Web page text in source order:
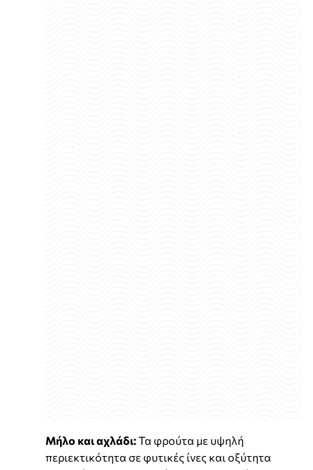
Μήλο και αχλάδι:Τα φρούτα με υψηλή
περιεκτικότητα σε φυτικές ίνες και οξύτητα